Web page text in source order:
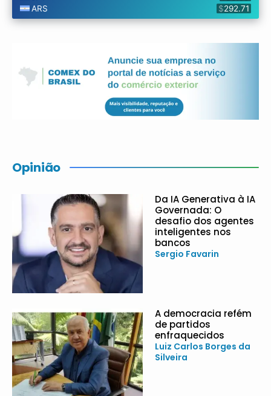
Opinião
Da IA Generativa à IA
Governada: O
desafio dos agentes
inteligentes nos
bancos
Sergio Favarin
A democracia refém
de partidos
enfraquecidos
Luiz Carlos Borges da
Silveira